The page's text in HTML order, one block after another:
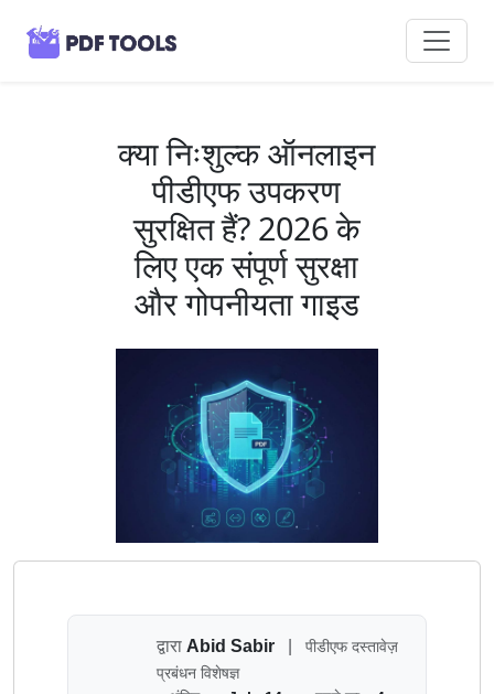
क्या निःशुल्क ऑनलाइन
पीडीएफ उपकरण
सुरक्षित हैं? 2026 के
लिए एक संपूर्ण सुरक्षा
और गोपनीयता गाइड
द्वारा Abid Sabir
पीडीएफ दस्तावेज़
प्रबंधन विशेषज्ञ